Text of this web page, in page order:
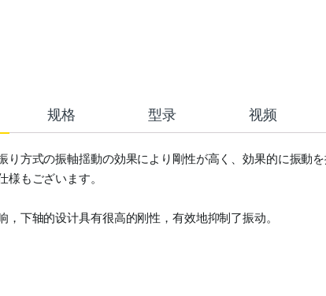
规格 型录 视频
方式の振軸揺動の効果により剛性が高く、効果的に振動を
もございます。
下轴的设计具有很高的刚性，有效地抑制了振动。